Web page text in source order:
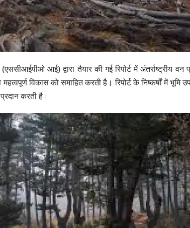
(एससीआईपीओ आई) द्वारा तैयार की गई रिपोर्ट में अंतर्राष्ट्रीय
विकास को समाहित करती है। रिपोर्ट के निष्कर्षों में भूमि
करती है।